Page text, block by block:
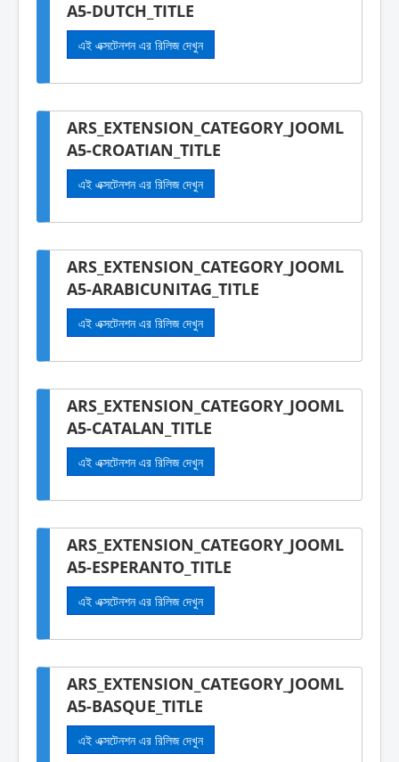
A5-DUTCH_TITLE
এই এক্সটেনশন এর রিলিজ দেখুন
ARS_EXTENSION_CATEGORY_JOOML
A5-CROATIAN_TITLE
এই এক্সটেনশন এর রিলিজ দেখুন
ARS_EXTENSION_CATEGORY_JOOML
A5-ARABICUNITAG_TITLE
এই এক্সটেনশন এর রিলিজ দেখুন
ARS_EXTENSION_CATEGORY_JOOML
A5-CATALAN_TITLE
এই এক্সটেনশন এর রিলিজ দেখুন
ARS_EXTENSION_CATEGORY_JOOML
A5-ESPERANTO_TITLE
এই এক্সটেনশন এর রিলিজ দেখুন
ARS_EXTENSION_CATEGORY_JOOML
A5-BASQUE_TITLE
এই এক্সটেনশন এর রিলিজ দেখুন